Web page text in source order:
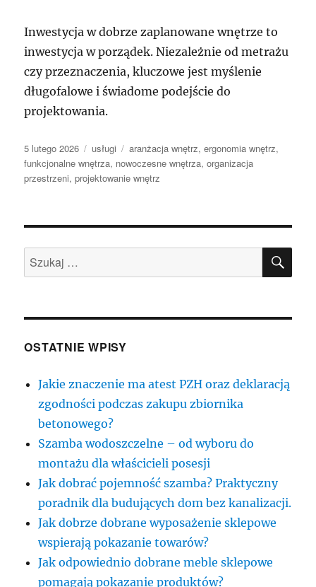
Inwestycja w dobrze zaplanowane wnętrze to
inwestycja w porządek. Niezależnie od metrażu
czy przeznaczenia, kluczowe jest myślenie
długofalowe i świadome podejście do
projektowania.
Data
publikacji
5 lutego 2026 Kategorie
usługi Tagi
aranżacja wnętrz,ergonomia wnętrz,
funkcjonalne wnętrza, nowoczesne wnętrza,organizacja
przestrzeni,projektowanie wnętrz
Szukaj:
OSTATNIE WPISY
Jakie znaczenie ma atest PZH oraz deklaracją
zgodności podczas zakupu zbiornika
betonowego?
Szamba wodoszczelne – od wyboru do
montażu dla właścicieli posesji
Jak dobrać pojemność szamba? Praktyczny
poradnik dla budujących dom bez kanalizacji.
Jak dobrze dobrane wyposażenie sklepowe
wspierają pokazanie towarów?
Jak odpowiednio dobrane meble sklepowe
pomagają pokazanie produktów?